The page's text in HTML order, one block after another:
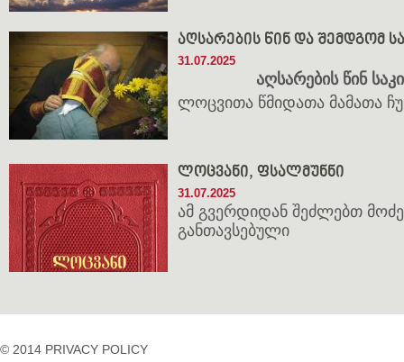
აღსარების წინ და შემდგომ
31.07.2025
აღსარების წინ
ლოცვითა წმიდათა მამათა
ლოცვანი, ფსალმუნნი
31.07.2025
ამ გვერდიდან შეძლებთ
განთავსებული
© 2014 PRIVACY POLICY